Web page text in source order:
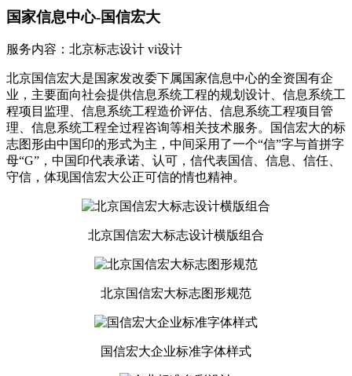
国家信息中心-国信宏大
服务内容：北京标志设计 vi设计
北京国信宏大是国家发改委下属国家信息中心的全资国有企
业，主要面向社会提供信息系统工程的规划设计、信息系统工
程项目监理、信息系统工程造价评估、信息系统工程项目管
理、信息系统工程全过程咨询等相关技术服务。国信宏大的标
志图形由中国印的形式为主，中间采用了一个“信”字与首拼字
母“G”，中国印代表承诺、认可，信代表国信、信息、信任、
守信，体现国信宏大公正可信的情也精神。
北京国信宏大标志设计横版组合
北京国信宏大标志图形规范
国信宏大企业标准字体样式